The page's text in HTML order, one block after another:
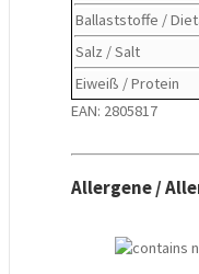
Ballaststoffe /
Salz / Salt
Eiweiß / Protein
EAN: 2805817
Allergene /